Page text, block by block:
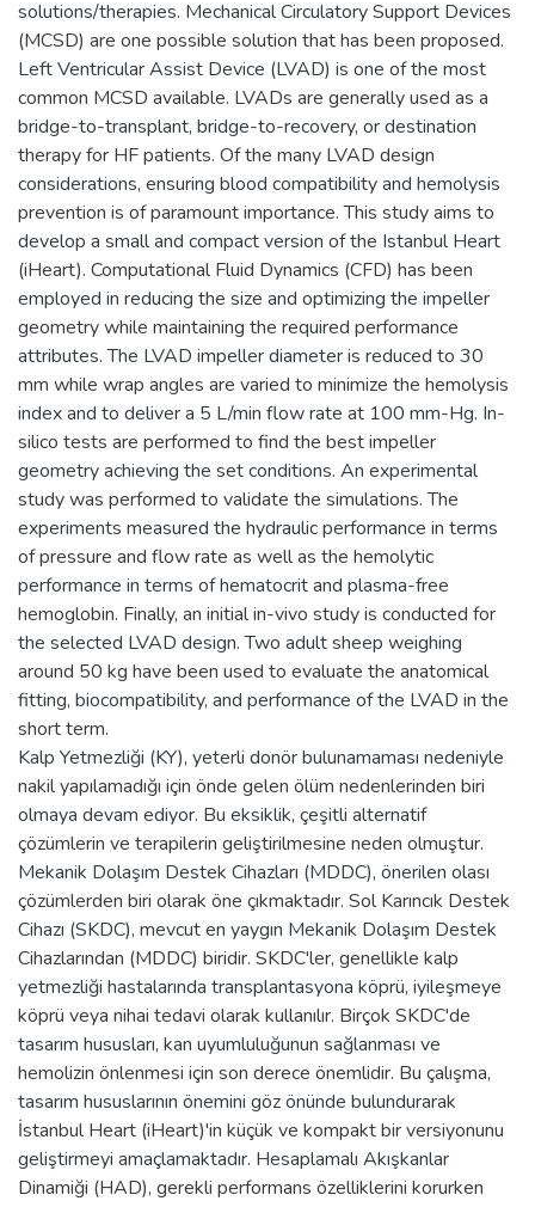
solutions/therapies. Mechanical Circulatory Support Devices
(MCSD) are one possible solution that has been proposed.
Left Ventricular Assist Device (LVAD) is one of the most
common MCSD available. LVADs are generally used as a
bridge-to-transplant, bridge-to-recovery, or destination
therapy for HF patients. Of the many LVAD design
considerations, ensuring blood compatibility and hemolysis
prevention is of paramount importance. This study aims to
develop a small and compact version of the Istanbul Heart
(iHeart). Computational Fluid Dynamics (CFD) has been
employed in reducing the size and optimizing the impeller
geometry while maintaining the required performance
attributes. The LVAD impeller diameter is reduced to 30
mm while wrap angles are varied to minimize the hemolysis
index and to deliver a 5 L/min flow rate at 100 mm-Hg. In-
silico tests are performed to find the best impeller
geometry achieving the set conditions. An experimental
study was performed to validate the simulations. The
experiments measured the hydraulic performance in terms
of pressure and flow rate as well as the hemolytic
performance in terms of hematocrit and plasma-free
hemoglobin. Finally, an initial in-vivo study is conducted for
the selected LVAD design. Two adult sheep weighing
around 50 kg have been used to evaluate the anatomical
fitting, biocompatibility, and performance of the LVAD in the
short term.
Kalp Yetmezliği (KY), yeterli donör bulunamaması nedeniyle
nakil yapılamadığı için önde gelen ölüm nedenlerinden biri
olmaya devam ediyor. Bu eksiklik, çeşitli alternatif
çözümlerin ve terapilerin geliştirilmesine neden olmuştur.
Mekanik Dolaşım Destek Cihazları (MDDC), önerilen olası
çözümlerden biri olarak öne çıkmaktadır. Sol Karıncık Destek
Cihazı (SKDC), mevcut en yaygın Mekanik Dolaşım Destek
Cihazlarından (MDDC) biridir. SKDC'ler, genellikle kalp
yetmezliği hastalarında transplantasyona köprü, iyileşmeye
köprü veya nihai tedavi olarak kullanılır. Birçok SKDC'de
tasarım hususları, kan uyumluluğunun sağlanması ve
hemolizin önlenmesi için son derece önemlidir. Bu çalışma,
tasarım hususlarının önemini göz önünde bulundurarak
İstanbul Heart (iHeart)'in küçük ve kompakt bir versiyonunu
geliştirmeyi amaçlamaktadır. Hesaplamalı Akışkanlar
Dinamiği (HAD), gerekli performans özelliklerini korurken